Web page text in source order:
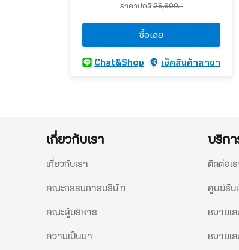
ราคาปกติ29,900.-
ซื้อเลย
Chat&Shop เช็คสินค้าสาขา
เกี่ยวกับเรา
เกี่ยวกับเรา
คณะกรรมการบริษัท
คณะผู้บริหาร
ความเป็นมา
บริก
ติดต่อเ
ศูนย์รับ
หมายเ
หมายเ